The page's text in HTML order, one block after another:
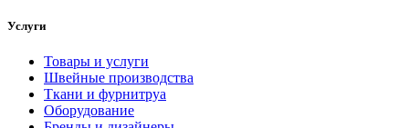
Услуги
Товары и услуги
Швейные производства
Ткани и фурнитруа
Оборудование